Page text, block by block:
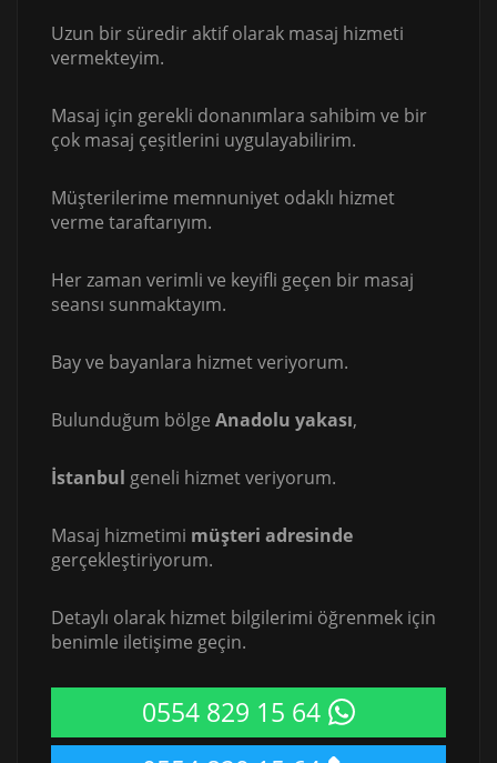
Uzun bir süredir aktif olarak masaj hizmeti
vermekteyim.
Masaj için gerekli donanımlara sahibim ve bir
çok masaj çeşitlerini uygulayabilirim.
Müşterilerime memnuniyet odaklı hizmet
verme taraftarıyım.
Her zaman verimli ve keyifli geçen bir masaj
seansı sunmaktayım.
Bay ve bayanlara hizmet veriyorum.
Bulunduğum bölge Anadolu yakası,
İstanbul geneli hizmet veriyorum.
Masaj hizmetimi müşteri adresinde
gerçekleştiriyorum.
Detaylı olarak hizmet bilgilerimi öğrenmek için
benimle iletişime geçin.
0554 829 15 64